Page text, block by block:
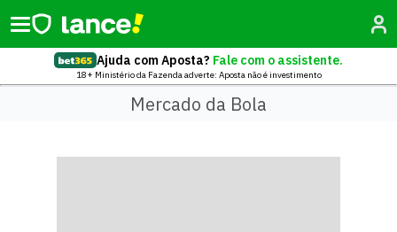
Ajuda com Aposta? Fale com o assistente.
18+ Ministério da Fazenda adverte: Aposta não é investimento
Mercado da Bola